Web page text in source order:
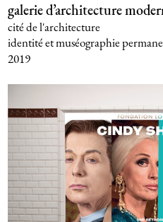
galerie d’architecture
cité de l'architecture
identité et muséographie
2019